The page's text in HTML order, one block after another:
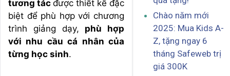
tương tác được thiết kế đặc
biệt để phù hợp với chương
trình giảng dạy, phù hợp
với nhu cầu cá nhân của
từng học sinh.
Chào năm mới
2025: Mua Kids A-
Z, tặng ngay 6
tháng Safeweb trị
giá 300K